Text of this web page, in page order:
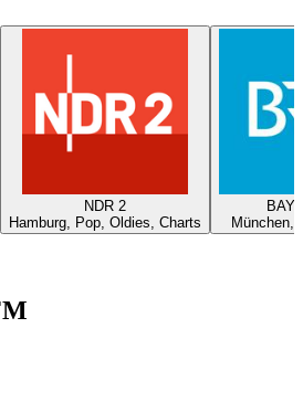
NDR 2
Hamburg, Pop, Oldies, Charts
München,